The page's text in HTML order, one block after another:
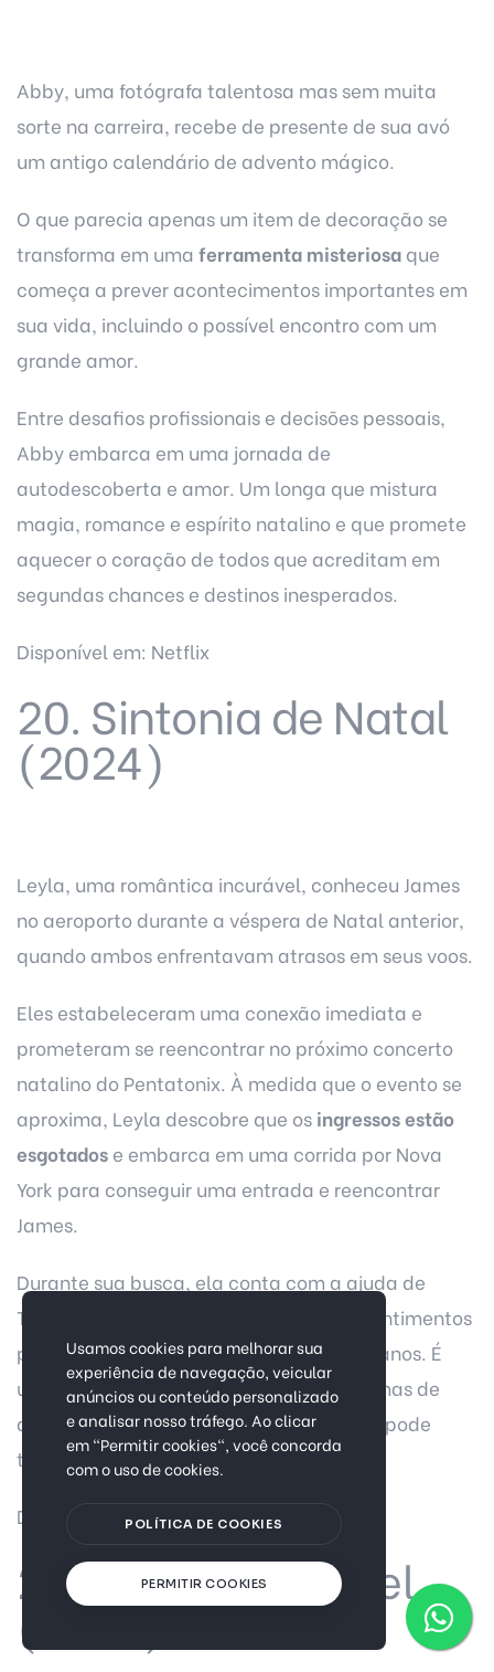
Abby, uma fotógrafa talentosa mas sem muita
sorte na carreira, recebe de presente de sua avó
um antigo calendário de advento mágico.
O que parecia apenas um item de decoração se
transforma em uma ferramenta misteriosa que
começa a prever acontecimentos importantes em
sua vida, incluindo o possível encontro com um
grande amor.
Entre desafios profissionais e decisões pessoais,
Abby embarca em uma jornada de
autodescoberta e amor. Um longa que mistura
magia, romance e espírito natalino e que promete
aquecer o coração de todos que acreditam em
segundas chances e destinos inesperados.
Disponível em: Netflix
20. Sintonia de Natal
(2024)
Leyla, uma romântica incurável, conheceu James
no aeroporto durante a véspera de Natal anterior,
quando ambos enfrentavam atrasos em seus voos.
Eles estabeleceram uma conexão imediata e
prometeram se reencontrar no próximo concerto
natalino do Pentatonix. À medida que o evento se
aproxima, Leyla descobre que os ingressos estão
esgotados e embarca em uma corrida por Nova
York para conseguir uma entrada e reencontrar
James.
Durante sua busca, ela conta com a ajuda de
Teddy, um amigo que começa a nutrir sentimentos
por ela, complicando ainda mais seus planos. É
uma comédia romântica que explora temas de
destino, amor e as surpresas que o Natal pode
trazer.
Disponível em: Netflix
21. O Diário de Noel
(2022)
Usamos cookies para melhorar sua
experiência de navegação, veicular
anúncios ou conteúdo personalizado
e analisar nosso tráfego. Ao clicar
em "Permitir cookies", você concorda
com o uso de cookies.
POLÍTICA DE COOKIES
PERMITIR COOKIES